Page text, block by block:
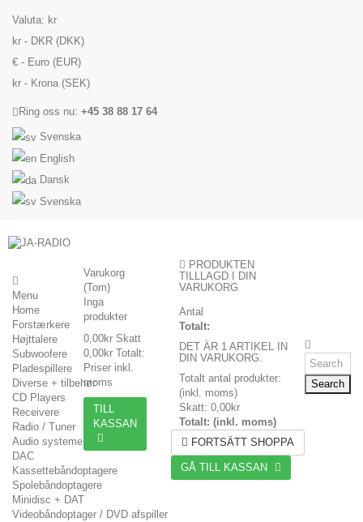
Valuta: kr
kr - DKR (DKK)
€ - Euro (EUR)
kr - Krona (SEK)
Ring oss nu: +45 38 88 17 64
Svenska
English
Dansk
Svenska
Menu
Home
Forstærkere
Højttalere
Subwoofere
Pladespillere
Diverse + tilbehør
CD Players
Receivere
Radio / Tuner
Audio systemer
DAC
Kassettebåndoptagere
Spolebåndoptagere
Minidisc + DAT
Videobåndoptager / DVD afspiller
Varukorg
(Tom)
Inga
produkter
0,00kr Skatt
0,00kr Totalt:
Priser inkl.
moms
TILL
KASSAN
PRODUKTEN
TILLLAGD I DIN
VARUKORG
Antal
Totalt:
DET ÄR 1 ARTIKEL IN
DIN VARUKORG.
Totalt antal produkter:
(inkl. moms)
Skatt: 0,00kr
Totalt: (inkl. moms)
FORTSÄTT SHOPPA
GÅ TILL KASSAN
Search